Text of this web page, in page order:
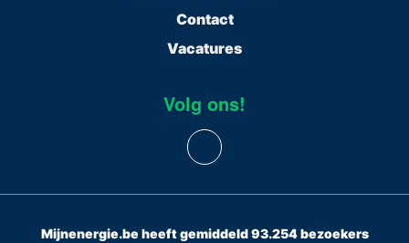
Contact
Vacatures
Volg ons!
Mijnenergie.be heeft gemiddeld 93.254 bezoekers